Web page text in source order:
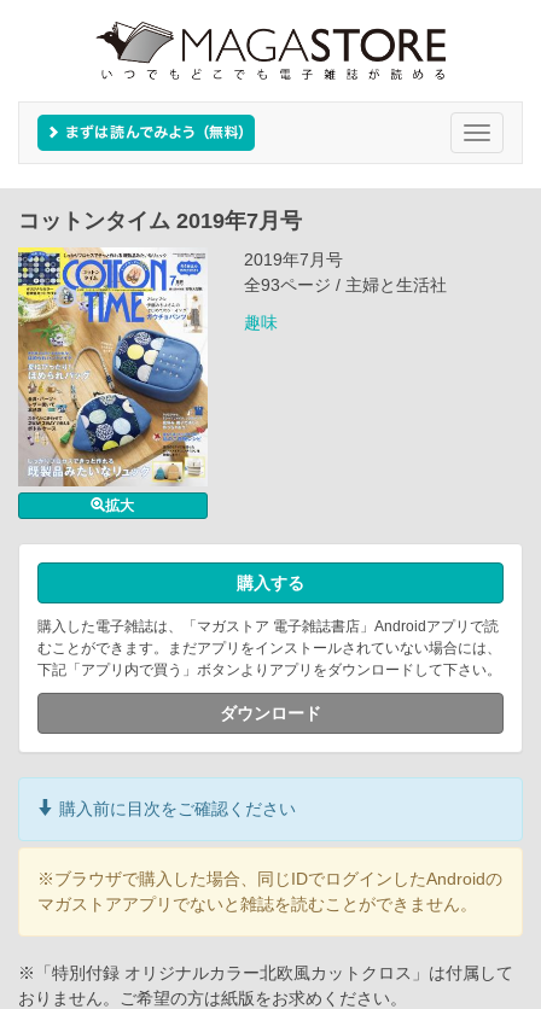
Toggle
コットンタイム 2019年7月号
拡大
2019年7月号
全93ページ / 主婦と生活社
趣味
購入する
購入した電子雑誌は、「マガストア 電子雑誌書店」Androidアプリで読
むことができます。まだアプリをインストールされていない場合には、
下記「アプリ内で買う」ボタンよりアプリをダウンロードして下さい。
ダウンロード
購入前に目次をご確認ください
※ブラウザで購入した場合、同じIDでログインしたAndroidの
マガストアアプリでないと雑誌を読むことができません。
※「特別付録 オリジナルカラー北欧風カットクロス」は付属して
おりません。ご希望の方は紙版をお求めください。